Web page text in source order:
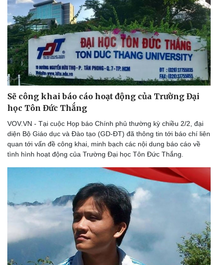
Sẽ công khai báo cáo hoạt động của Trường Đại
học Tôn Đức Thắng
VOV.VN - Tại cuộc Họp báo Chính phủ thường kỳ chiều 2/2, đại
diện Bộ Giáo dục và Đào tạo (GD-ĐT) đã thông tin tới báo chí liên
quan tới vấn đề công khai, minh bạch các nội dung báo cáo về
tình hình hoạt động của Trường Đại học Tôn Đức Thắng.